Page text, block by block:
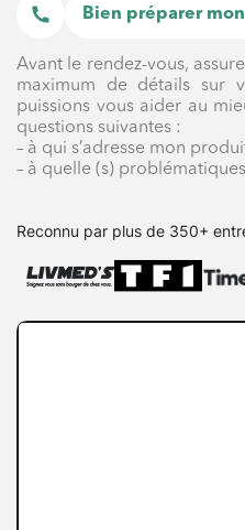
Bien préparer mon
Avant le rendez-vous,
maximum de détails sur
puissions vous aider au
questions suivantes :
– à qui s’adresse mon
– à quelle (s)
Reconnu par plus de 350+